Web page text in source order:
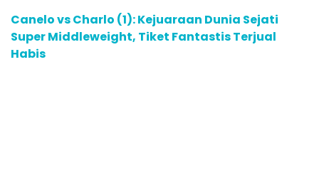
Canelo vs Charlo (1): Kejuaraan Dunia Sejati
Super Middleweight, Tiket Fantastis Terjual
Habis